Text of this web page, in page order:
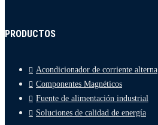
PRODUCTOS
Acondicionador de corriente alterna
Componentes Magnéticos
Fuente de alimentación industrial
Soluciones de calidad de energía